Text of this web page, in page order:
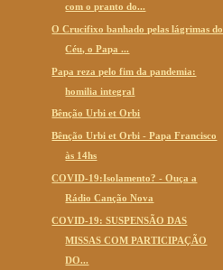
com o pranto do...
O Crucifixo banhado pelas lágrimas do
Céu, o Papa ...
Papa reza pelo fim da pandemia:
homilia integral
Bênção Urbi et Orbi
Bênção Urbi et Orbi - Papa Francisco
às 14hs
COVID-19:Isolamento? - Ouça a
Rádio Canção Nova
COVID-19: SUSPENSÃO DAS
MISSAS COM PARTICIPAÇÃO
DO...